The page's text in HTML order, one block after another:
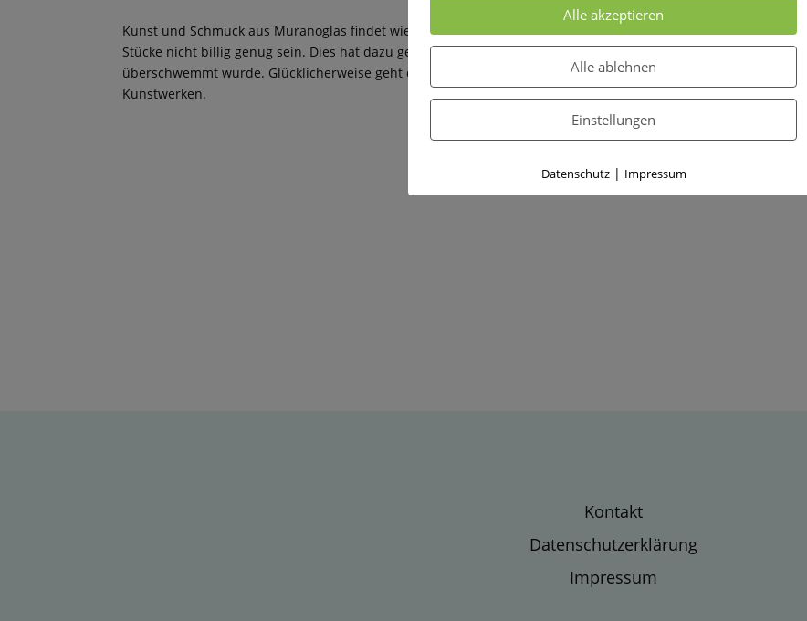
Kunst und Schmuck aus Muranoglas findet wieder wachsende Wertschätzung. In der Vergangenheit konnten die
Stücke nicht billig genug sein. Dies hat dazu geführt, das selbst Venedig von charakterloser Massenware
überschwemmt wurde. Glücklicherweise geht der Trend wieder zu hochwertigen, einzigartigen Schmuck- bzw.
Kunstwerken.
Kontakt
Datenschutzerklärung
Impressum
Alle akzeptieren
Alle ablehnen
Einstellungen
Datenschutz| Impressum